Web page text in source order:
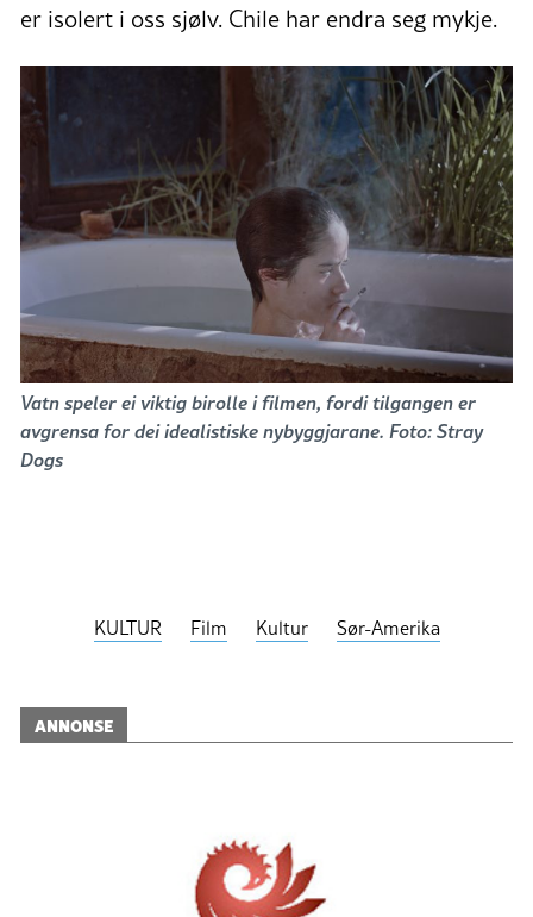
er isolert i oss sjølv. Chile har endra seg mykje.
Vatn speler ei viktig birolle i filmen, fordi tilgangen er
avgrensa for dei idealistiske nybyggjarane. Foto: Stray
Dogs
KULTUR Film Kultur Sør-Amerika
ANNONSE